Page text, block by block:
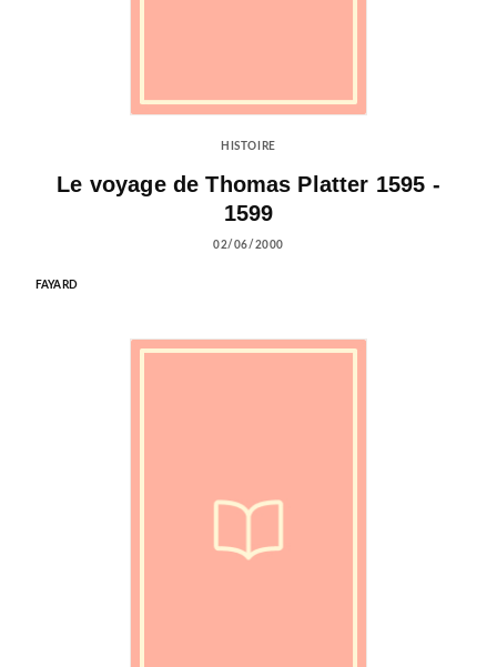
HISTOIRE
Le voyage de Thomas Platter 1595 -
1599
02/06/2000
FAYARD